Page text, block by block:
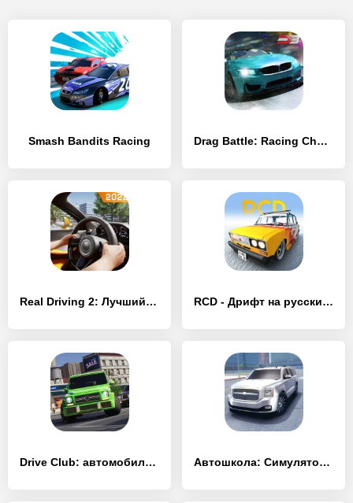
Smash Bandits Racing Drag Battle: Racing Challenge
Real Driving 2: Лучший симулятор автомобиля RCD - Дрифт на русских машинах
Drive Club: автомобильные игры Автошкола: Симулятор Вождения